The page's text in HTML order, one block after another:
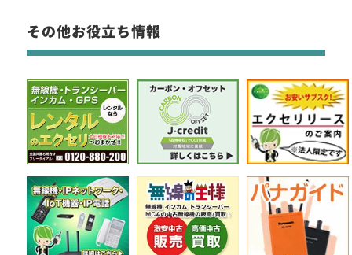
その他お役立ち情報